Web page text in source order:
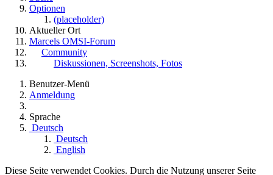
Optionen
(placeholder)
Aktueller Ort
Marcels OMSI-Forum
Community
Diskussionen, Screenshots, Fotos
Benutzer-Menü
Anmeldung
Sprache
Deutsch
Deutsch
English
Diese Seite verwendet Cookies. Durch die Nutzung unserer Seite